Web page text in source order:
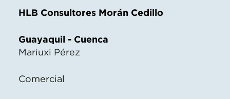
HLB Consultores Morán Cedillo
Guayaquil - Cuenca
Mariuxi Pérez
Comercial